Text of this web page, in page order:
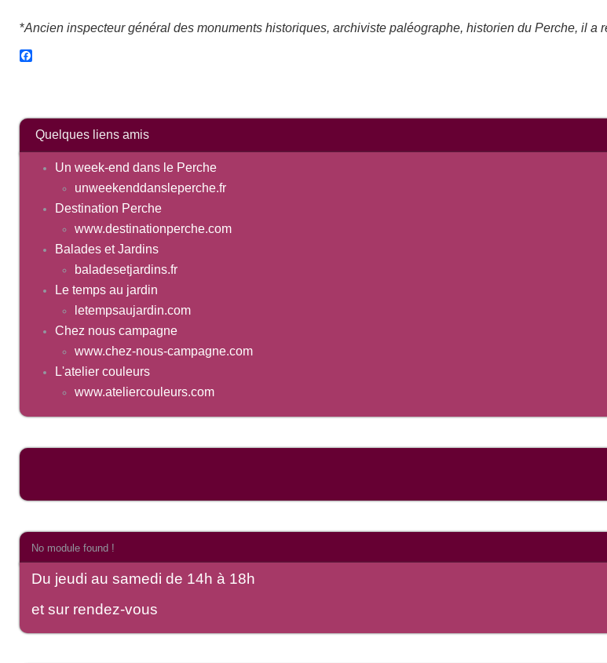
*Ancien inspecteur général des monuments historiques, archiviste paléographe, historien du Perche, il a
Quelques liens amis
Un week-end dans le Perche
unweekenddansleperche.fr
Destination Perche
www.destinationperche.com
Balades et Jardins
baladesetjardins.fr
Le temps au jardin
letempsaujardin.com
Chez nous campagne
www.chez-nous-campagne.com
L'atelier couleurs
www.ateliercouleurs.com
No module found !
Du jeudi au samedi de 14h à 18h
et sur rendez-vous